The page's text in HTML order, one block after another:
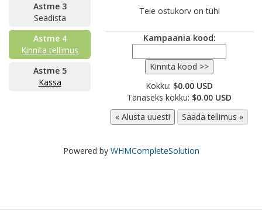
Astme 3
Seadista
Astme 4
Kinnita tellimus
Astme 5
Kassa
Teie ostukorv on tühi
Kampaania kood:
Kokku: $0.00 USD
Tänaseks kokku: $0.00 USD
Powered by WHMCompleteSolution